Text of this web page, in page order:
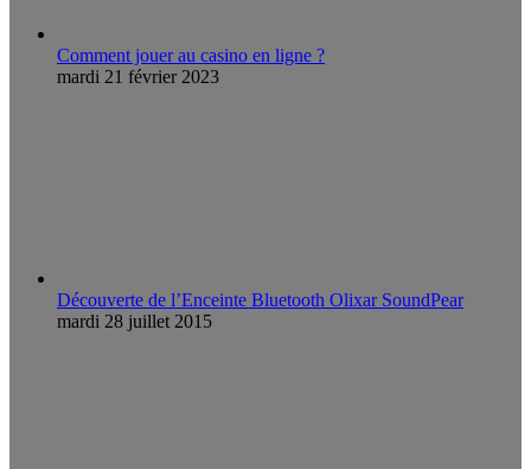
Comment jouer au casino en ligne ?
mardi 21 février 2023
Découverte de l’Enceinte Bluetooth Olixar SoundPear
mardi 28 juillet 2015